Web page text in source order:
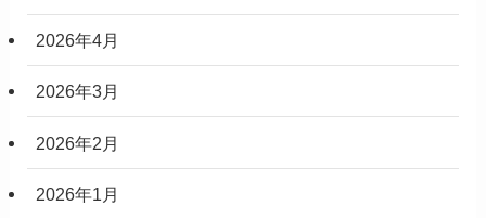
2026年4月
2026年3月
2026年2月
2026年1月